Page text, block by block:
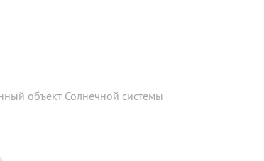
объект Солнечной системы